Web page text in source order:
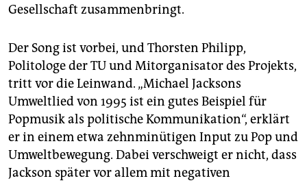
Gesellschaft zusammenbringt.
Der Song ist vorbei, und Thorsten Philipp,
Politologe der TU und Mitorganisator des Projekts,
tritt vor die Leinwand. „Michael Jacksons
Umweltlied von 1995 ist ein gutes Beispiel für
Popmusik als politische Kommunikation“, erklärt
er in einem etwa zehnminütigen Input zu Pop und
Umweltbewegung. Dabei verschweigt er nicht, dass
Jackson später vor allem mit negativen